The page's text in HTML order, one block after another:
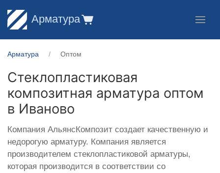
Арматура
Арматура Оптом
Стеклопластиковая
композитная арматура оптом
в Иваново
Компания АльянсКомпозит создает качественную и
недорогую арматуру. Компания является
производителем стеклопластиковой арматуры,
которая производится в соответствии со